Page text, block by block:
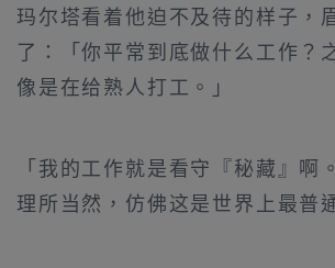
玛尔塔看着他迫不及待的样子，
了：「你平常到底做什么工作？
像是在给熟人打工。」
「我的工作就是看守『秘藏』啊
理所当然，仿佛这是世界上最普